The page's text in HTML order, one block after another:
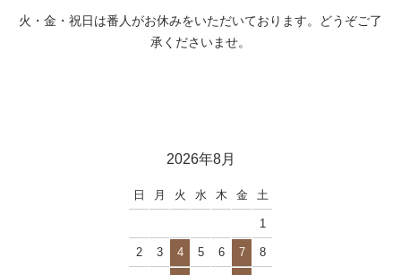
火・金・祝日は番人がお休みをいただいております。どうぞご了
承くださいませ。
2026年8月
日 月 火 水 木 金 土
1
2 3 4 5 6 7 8